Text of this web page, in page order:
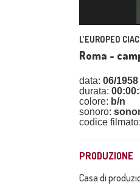
L'EUROPEO
Roma -
data: 06/1958
durata:
colore: b/n
sonoro:
codice filmato:
PRODUZIONE
Casa di